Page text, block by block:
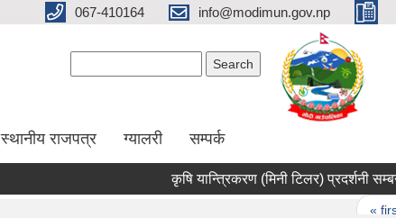
067-410164 info@modimun.gov.np
स्थानीय राजपत्र ग्यालरी सम्पर्क
कृषि यान्त्रिकरण (मिनी टिलर) प्रदर्शनी सम्बन्धी
« first